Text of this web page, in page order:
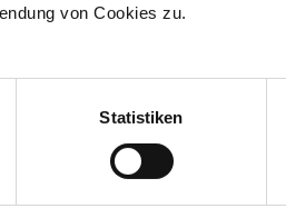
von Cookies zu.
Statistiken